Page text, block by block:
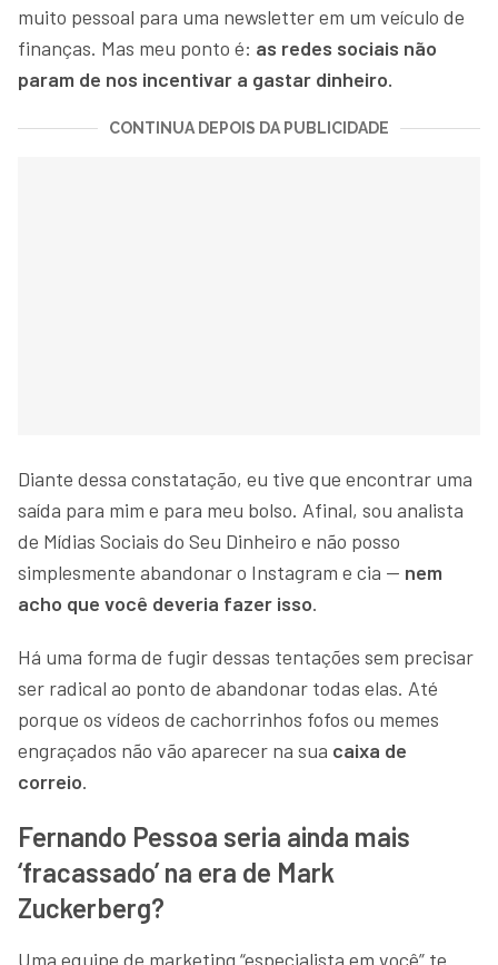
muito pessoal para uma newsletter em um veículo de
finanças. Mas meu ponto é: as redes sociais não
param de nos incentivar a gastar dinheiro.
CONTINUA DEPOIS DA PUBLICIDADE
Diante dessa constatação, eu tive que encontrar uma
saída para mim e para meu bolso. Afinal, sou analista
de Mídias Sociais do Seu Dinheiro e não posso
simplesmente abandonar o Instagram e cia — nem
acho que você deveria fazer isso.
Há uma forma de fugir dessas tentações sem precisar
ser radical ao ponto de abandonar todas elas. Até
porque os vídeos de cachorrinhos fofos ou memes
engraçados não vão aparecer na sua caixa de
correio.
Fernando Pessoa seria ainda mais
‘fracassado’ na era de Mark
Zuckerberg?
Uma equipe de marketing “especialista em você” te